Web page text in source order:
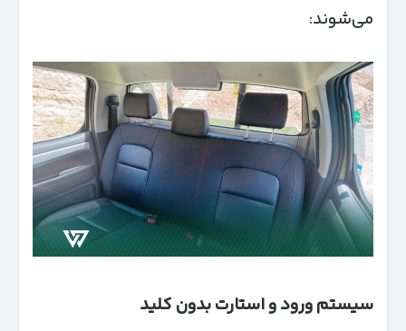
می‌شوند:
سیستم ورود و استارت بدون کلید